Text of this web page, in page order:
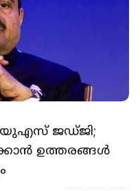
യുഎസ് ജഡ്ജി;
ഉത്തരങ്ങൾ